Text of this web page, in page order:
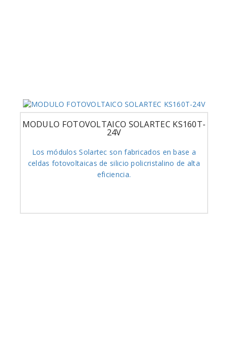
MODULO FOTOVOLTAICO SOLARTEC KS160T-
24V
Los módulos Solartec son fabricados en base a
celdas fotovoltaicas de silicio policristalino de alta
eficiencia.